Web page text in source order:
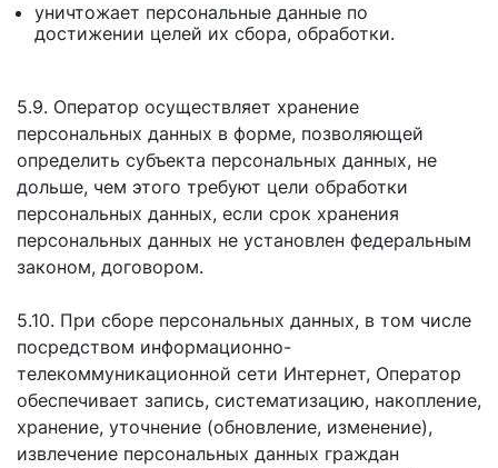
уничтожает персональные данные по
достижении целей их сбора, обработки.
5.9. Оператор осуществляет хранение
персональных данных в форме, позволяющей
определить субъекта персональных данных, не
дольше, чем этого требуют цели обработки
персональных данных, если срок хранения
персональных данных не установлен федеральным
законом, договором.
5.10. При сборе персональных данных, в том числе
посредством информационно-
телекоммуникационной сети Интернет, Оператор
обеспечивает запись, систематизацию, накопление,
хранение, уточнение (обновление, изменение),
извлечение персональных данных граждан